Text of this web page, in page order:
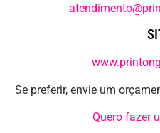
Se preferir, envie um
Quero fazer